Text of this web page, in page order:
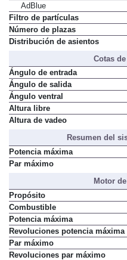
AdBlue
Filtro de partículas
Número de plazas
Distribución de asientos
Cotas
Ángulo de entrada
Ángulo de salida
Ángulo ventral
Altura libre
Altura de vadeo
Resumen del
Potencia máxima
Par máximo
Motor
Propósito
Combustible
Potencia máxima
Revoluciones potencia máxima
Par máximo
Revoluciones par máximo